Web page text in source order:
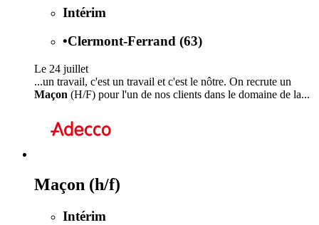
Intérim
•Clermont-Ferrand (63)
Le 24 juillet
...un travail, c'est un travail et c'est le nôtre. On recrute un
Maçon (H/F) pour l'un de nos clients dans le domaine de la...
Maçon (h/f)
Intérim